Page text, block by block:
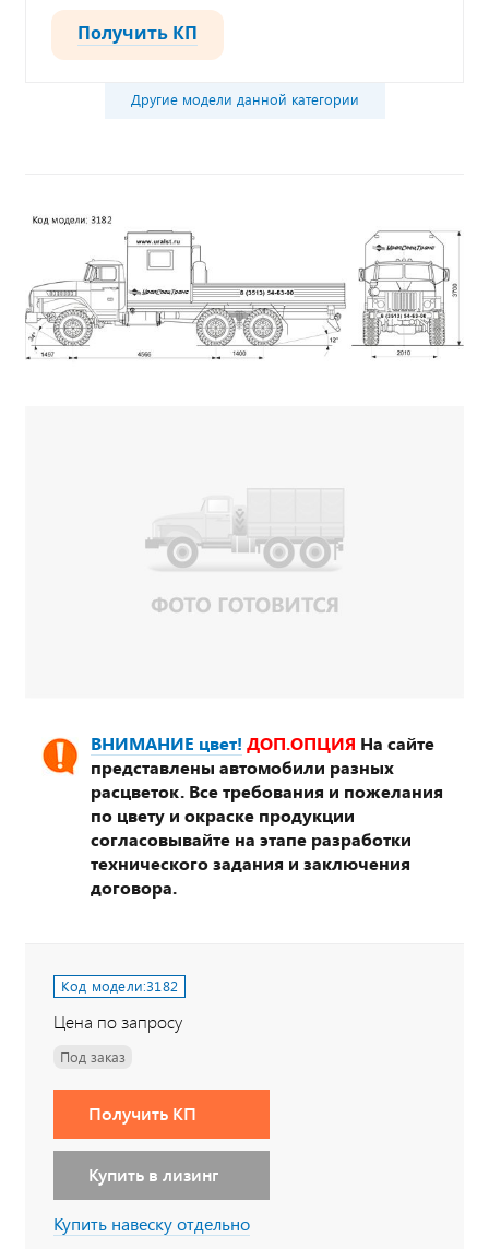
Получить КП
Другие модели данной категории
ВНИМАНИЕ цвет! ДОП.ОПЦИЯ На сайте
представлены автомобили разных
расцветок. Все требования и пожелания
по цвету и окраске продукции
согласовывайте на этапе разработки
технического задания и заключения
договора.
Код модели:3182
Цена по запросу
Под заказ
Получить КП
Купить в лизинг
Купить навеску отдельно